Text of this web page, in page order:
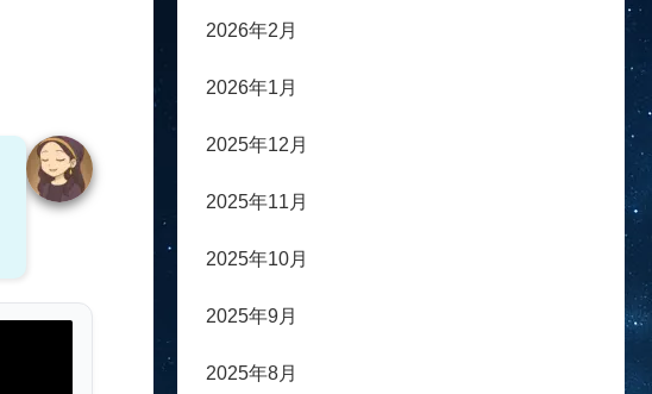
2026年2月
2026年1月
2025年12月
2025年11月
2025年10月
2025年9月
2025年8月